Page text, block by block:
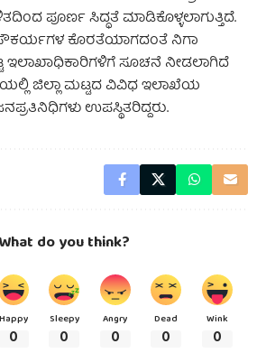
ಪೂರ್ಣ ಸಿದ್ಧತೆ ಮಾಡಿಕೊಳ್ಳಲಾಗುತ್ತಿದೆ.
ಕೊರತೆಯಾಗದಂತೆ ನಿಗಾ
ಇಲಾಖಾಧಿಕಾರಿಗಳಿಗೆ ಸೂಚನೆ ನೀಡಲಾಗಿದೆ
ಜಿಲ್ಲಾ ಮಟ್ಟದ ವಿವಿಧ ಇಲಾಖೆಯ
ಉಪಸ್ಥಿತರಿದ್ದರು.
What do you think?
Happy
0
Sleepy
0
Angry
0
Dead
0
Wink
0